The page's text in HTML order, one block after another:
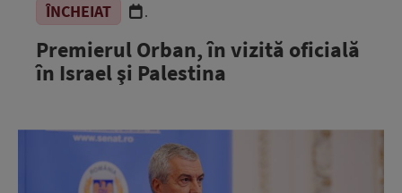
ÎNCHEIAT .
Premierul Orban, în vizită oficială
în Israel şi Palestina